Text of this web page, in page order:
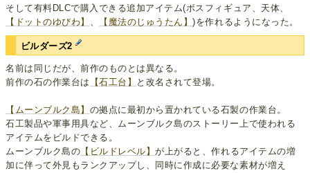
そして有料DLCで購入できる追加アイテム(ボスフィギュア、天体、
【ドットのゆびわ】
【魔法のじゅうたん】)を作れるようになった。
ビルダーズ2
名前は同じだが、前作のものとは異なる。
前作の石の作業台は
【石工台】 と改名されて登場。
【ムーンブルク島】 の拠点に最初から置かれている石製の作業台。
石工製品や軍事用具など、ムーンブルク島のストーリー上で使われる
アイテムをビルドできる。
ムーンブルク島の 【ビルドレベル】が上がると、作れるアイテムの増
加に伴って外見もランクアップし、同時に作成に必要な素材が増え